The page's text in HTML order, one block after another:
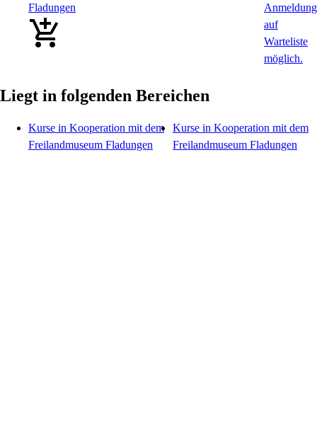
Fladungen
Liegt in folgenden Bereichen
Kurse in Kooperation mit dem
Freilandmuseum Fladungen
Kurse in Kooperation mit dem
Freilandmuseum Fladungen